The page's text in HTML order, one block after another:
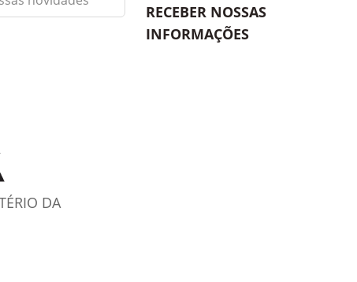
RECEBER NOSSAS
INFORMAÇÕES
DA